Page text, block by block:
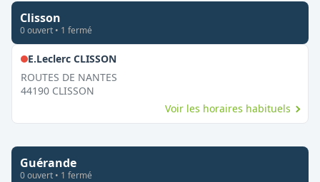
Clisson
0ouvert • 1 fermé
E.Leclerc CLISSON,
ROUTES DE NANTES
44190 CLISSON
Voir les horaires habituels
Guérande
0ouvert • 1 fermé